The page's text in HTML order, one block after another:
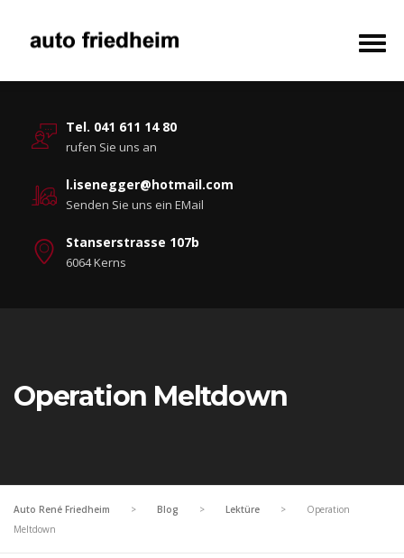
Tel. 041 611 14 80
rufen Sie uns an
l.isenegger@hotmail.com
Senden Sie uns ein EMail
Stanserstrasse 107b
6064 Kerns
Operation Meltdown
Auto René Friedheim > Blog > Lektüre >
Operation
Meltdown